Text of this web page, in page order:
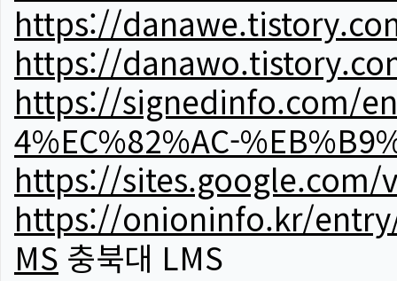
https://
https://
https://signedinfo.com/
4%EC%82%AC-
https://sites.google.com/
https://onioninfo.kr/entry/
MS 충북대 LMS